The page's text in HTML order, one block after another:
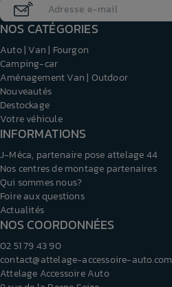
NOS CATÉGORIES
Auto | Van | Fourgon
Camping-car
Aménagement Van | Outdoor
Nouveautés
Destockage
Votre véhicule
INFORMATIONS
J-Méca, partenaire pose attelage 44
Nos centres de montage partenaires
Qui sommes nous?
Foire aux questions
Actualités
NOS COORDONNÉES
02 51 79 43 90
contact@attelage-accessoire-auto.com
Attelage Accessoire Auto